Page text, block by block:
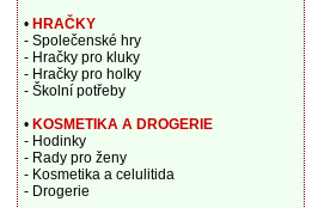
• HRAČKY
- Společenské hry
- Hračky pro kluky
- Hračky pro holky
- Školní potřeby
• KOSMETIKA A DROGERIE
- Hodinky
- Rady pro ženy
- Kosmetika a celulitida
- Drogerie